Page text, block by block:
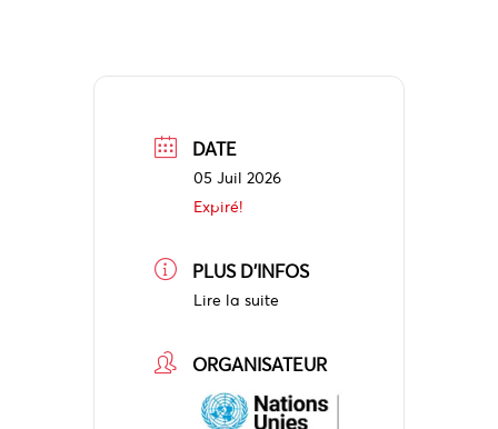
DATE
05 Juil 2026
Expiré!
PLUS D'INFOS
Lire la suite
ORGANISATEUR